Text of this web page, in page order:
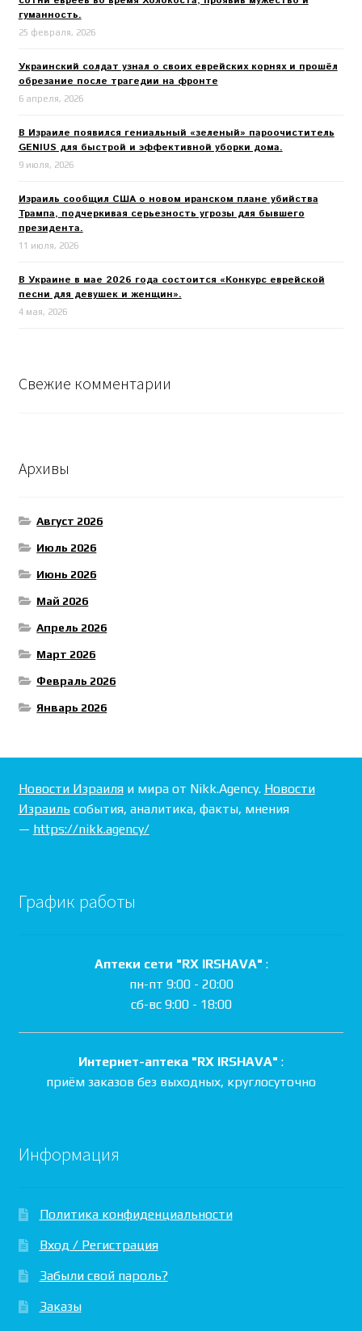
гуманность.
25 февраля, 2026
Украинский солдат узнал о своих еврейских корнях и прошёл
обрезание после трагедии на фронте
6 апреля, 2026
В Израиле появился гениальный «зеленый» пароочиститель
GENIUS для быстрой и эффективной уборки дома.
9 июля, 2026
Израиль сообщил США о новом иранском плане убийства
Трампа, подчеркивая серьезность угрозы для бывшего
президента.
11 июля, 2026
В Украине в мае 2026 года состоится «Конкурс еврейской
песни для девушек и женщин».
4 мая, 2026
Свежие комментарии
Архивы
Август 2026
Июль 2026
Июнь 2026
Май 2026
Апрель 2026
Март 2026
Февраль 2026
Январь 2026
Новости Израиляи мира от Nikk.Agency. Новости
Израильсобытия, аналитика, факты, мнения
— https://nikk.agency/
График работы
Аптеки сети "RX IRSHAVA" :
пн-пт 9:00 - 20:00
сб-вс 9:00 - 18:00
Интернет-аптека "RX IRSHAVA" :
приём заказов без выходных, круглосуточно
Информация
Политика конфиденциальности
Вход / Регистрация
Забыли свой пароль?
Заказы